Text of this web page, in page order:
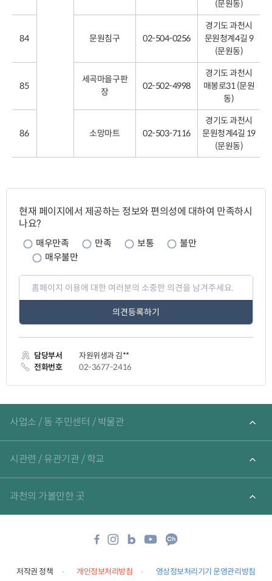
(문원동)
84 문원침구 02-504-0256
경기도 과천시
문원청계4길 9
(문원동)
85
세곡마을구판
장
02-502-4998
경기도 과천시
매봉로31 (문원
동)
86 소망마트 02-503-7116
경기도 과천시
문원청계4길 19
(문원동)
이
지
만
족
도
현재 페이지에서 제공하는 정보와 편의성에 대하여 만족하시
나요?
매우만족 만족 보통
불만
매우불만
페
지
도
평
입
력
담당부서
자원위생과 김**
전화번호
02-3677-2416
관
기
사업소 / 동 주민센터 / 박물관
시관련 / 유관기관 / 학교
과천의 가볼만한 곳
저작권 정책 개인정보처리방침 영상정보처리기기 운영관리방침